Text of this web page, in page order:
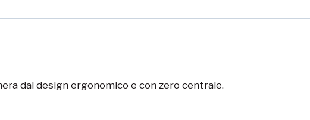
dal design ergonomico e con zero centrale.